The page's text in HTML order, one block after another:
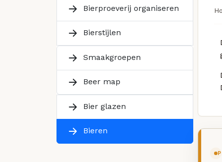
Bierproeverij organiseren
Bierstijlen
Smaakgroepen
Beer map
Bier glazen
Bieren